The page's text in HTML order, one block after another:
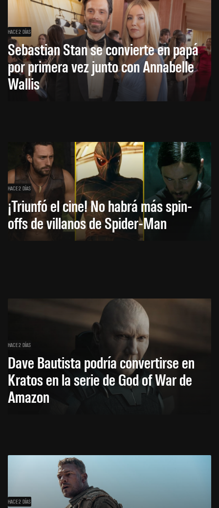
HACE 2 DÍAS
Sebastian Stan se convierte en papá
por primera vez junto con Annabelle
Wallis
HACE 2 DÍAS
¡Triunfó el cine! No habrá más spin-
offs de villanos de Spider-Man
HACE 2 DÍAS
Dave Bautista podría convertirse en
Kratos en la serie de God of War de
Amazon
HACE 2 DÍAS